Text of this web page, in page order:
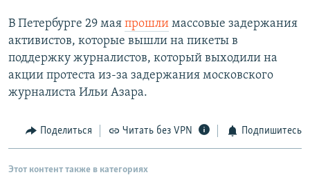
В Петербурге 29 мая прошли массовые задержания
активистов, которые вышли на пикеты в
поддержку журналистов, который выходили на
акции протеста из-за задержания московского
журналиста Ильи Азара.
Поделиться Читать без VPN Подпишитесь
Этот контент также в категориях